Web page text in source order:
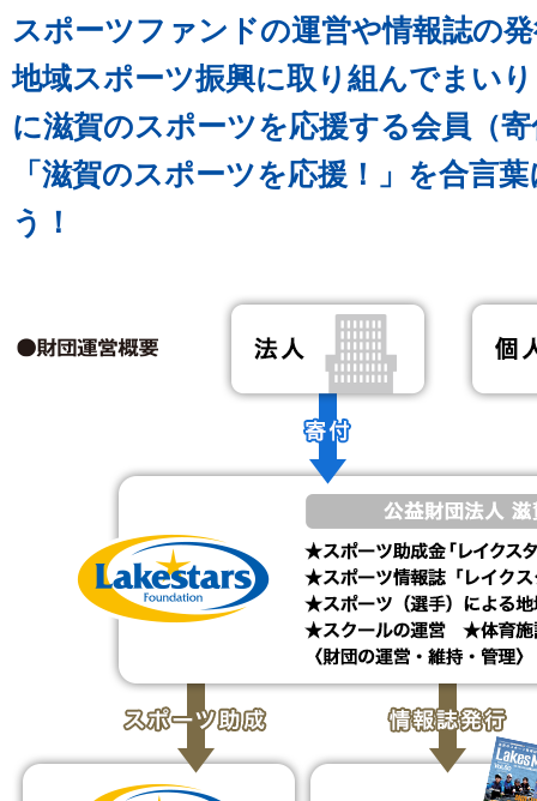
スポーツファンドの運営や情報誌の
地域スポーツ振興に取り組んでまい
に滋賀のスポーツを応援する会員（
「滋賀のスポーツを応援！」を合言
う！